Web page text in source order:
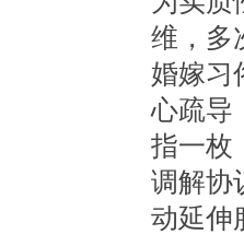
维，多
婚嫁习
心疏导
指一枚
调解协
动延伸